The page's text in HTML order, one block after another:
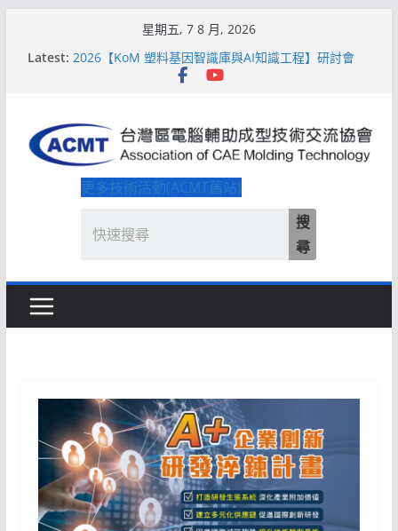
星期五, 7 8 月, 2026
Latest: 2026【KoM 塑料基因智識庫與AI知識工程】研討會
【培訓課程】【ACMT Ｔ零量產】模具估報價：貫穿
具展重磅登場
ACMT打造「Smart Molding 模塑智造平台」主題館
2026【QoM 射出成型高品質穩定生產】研討會
更多技術活動(ACMT舊站)
搜
尋